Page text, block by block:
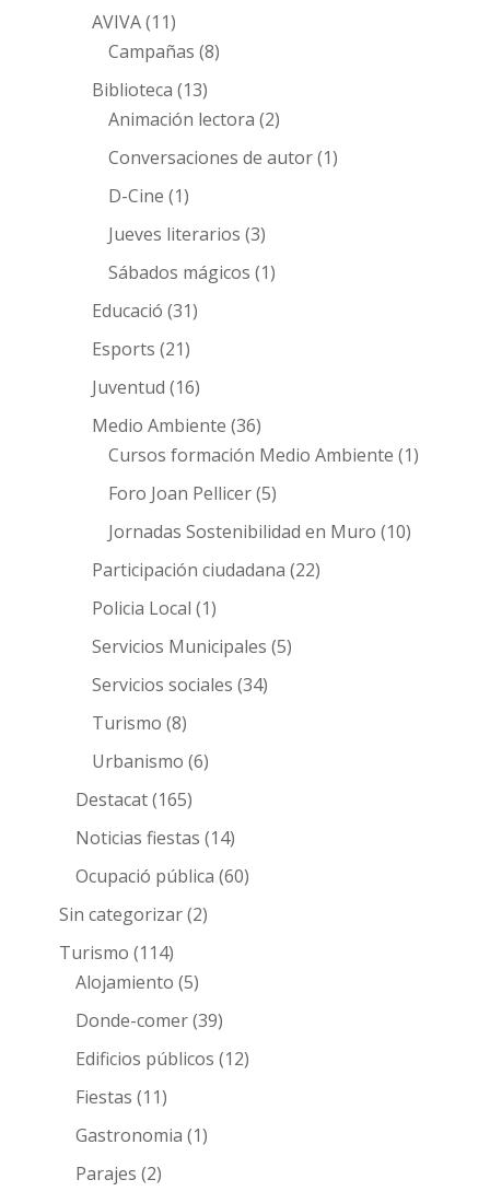
AVIVA(11)
Campañas (8)
Biblioteca (13)
Animación lectora (2)
Conversaciones de autor(1)
D-Cine (1)
Jueves literarios (3)
Sábados mágicos (1)
Educació (31)
Esports (21)
Juventud (16)
Medio Ambiente (36)
Cursos formación Medio Ambiente (1)
Foro Joan Pellicer(5)
Jornadas Sostenibilidad en Muro (10)
Participación ciudadana (22)
Policia Local (1)
Servicios Municipales (5)
Servicios sociales (34)
Turismo (8)
Urbanismo (6)
Destacat(165)
Noticias fiestas (14)
Ocupació pública (60)
Sin categorizar(2)
Turismo (114)
Alojamiento (5)
Donde-comer(39)
Edificios públicos (12)
Fiestas (11)
Gastronomia (1)
Parajes (2)